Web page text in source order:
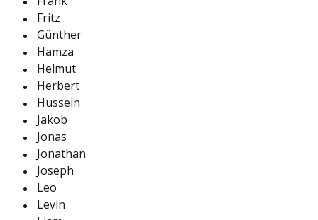
Fritz
Günther
Hamza
Helmut
Herbert
Hussein
Jakob
Jonas
Jonathan
Joseph
Leo
Levin